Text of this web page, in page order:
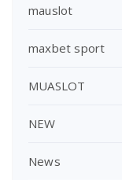
mauslot
maxbet sport
MUASLOT
NEW
News